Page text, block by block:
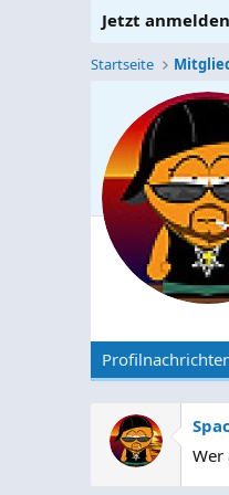
Jetzt anmelden
Startseite
Wer